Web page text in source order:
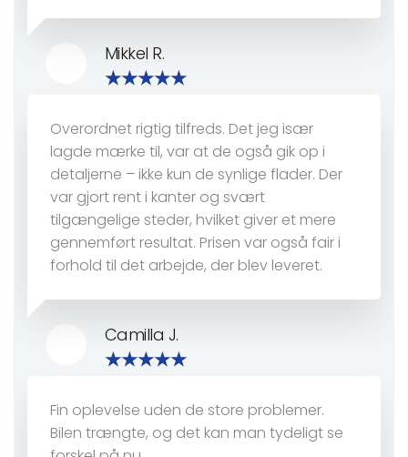
Mikkel R.
Overordnet rigtig tilfreds. Det jeg især
lagde mærke til, var at de også gik op i
detaljerne – ikke kun de synlige flader. Der
var gjort rent i kanter og svært
tilgængelige steder, hvilket giver et mere
gennemført resultat. Prisen var også fair i
forhold til det arbejde, der blev leveret.
Camilla J.
Fin oplevelse uden de store problemer.
Bilen trængte, og det kan man tydeligt se